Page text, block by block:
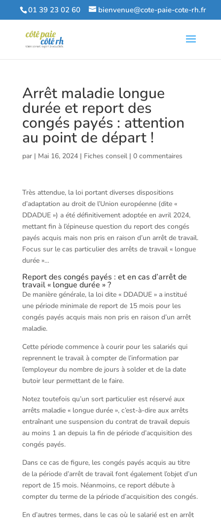
01 39 23 02 60 bienvenue@cote-paie-cote-rh.fr
Arrêt maladie longue
durée et report des
congés payés : attention
au point de départ !
par | Mai 16, 2024| Fiches conseil| 0 commentaires
Très attendue, la loi portant diverses dispositions
d’adaptation au droit de l’Union européenne (dite «
DDADUE ») a été définitivement adoptée en avril 2024,
mettant fin à l’épineuse question du report des congés
payés acquis mais non pris en raison d’un arrêt de travail.
Focus sur le cas particulier des arrêts de travail « longue
durée »…
Report des congés payés : et en cas d’arrêt de
travail « longue durée » ?
De manière générale, la loi dite « DDADUE » a institué
une période minimale de report de 15 mois pour les
congés payés acquis mais non pris en raison d’un arrêt
maladie.
Cette période commence à courir pour les salariés qui
reprennent le travail à compter de l’information par
l’employeur du nombre de jours à solder et de la date
butoir leur permettant de le faire.
Notez toutefois qu’un sort particulier est réservé aux
arrêts maladie « longue durée », c’est-à-dire aux arrêts
entraînant une suspension du contrat de travail depuis
au moins 1 an depuis la fin de période d’acquisition des
congés payés.
Dans ce cas de figure, les congés payés acquis au titre
de la période d’arrêt de travail font également l’objet d’un
report de 15 mois. Néanmoins, ce report débute à
compter du terme de la période d’acquisition des congés.
En d’autres termes, dans le cas où le salarié est en arrêt